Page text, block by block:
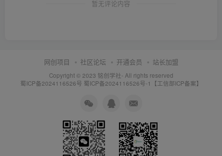
暂无评论内容
网创项目 社区论坛 开通会员 站长加盟
Copyright © 2023 铭创学社- All rights reserved
蜀ICP备2024116526号 蜀ICP备2024116526号-1【工信部ICP备案】